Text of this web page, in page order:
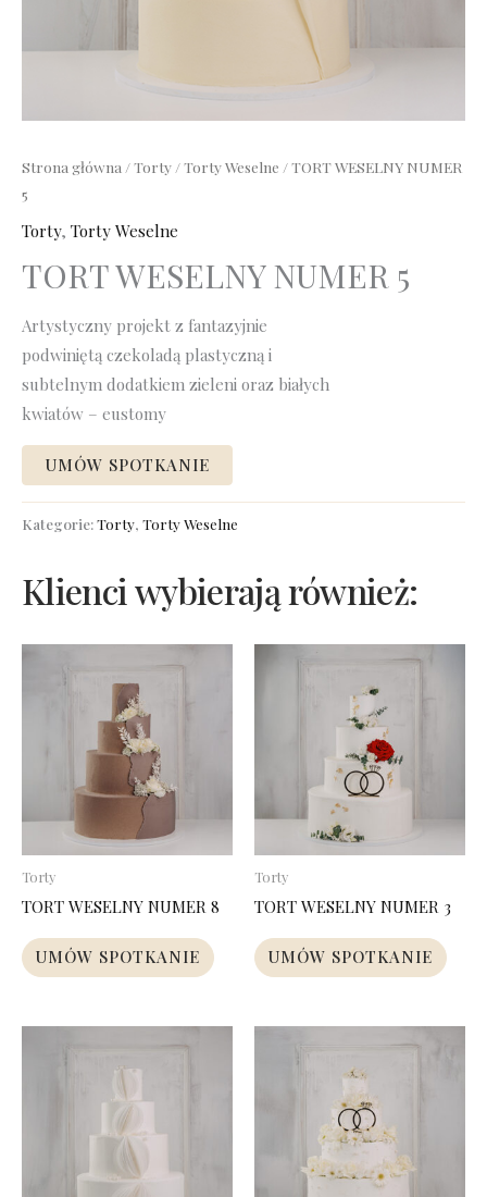
Strona główna /Torty /Torty Weselne / TORT WESELNY NUMER
5
Torty, Torty Weselne
TORT WESELNY NUMER 5
Artystyczny projekt z fantazyjnie
podwiniętą czekoladą plastyczną i
subtelnym dodatkiem zieleni oraz białych
kwiatów – eustomy
UMÓW SPOTKANIE
Kategorie:Torty Torty Weselne
Torty
TORT WESELNY NUMER 8
UMÓW SPOTKANIE
Torty
TORT WESELNY NUMER 3
UMÓW SPOTKANIE